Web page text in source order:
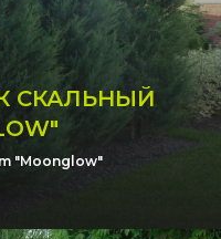
СКАЛЬНЫЙ
"Moonglow"